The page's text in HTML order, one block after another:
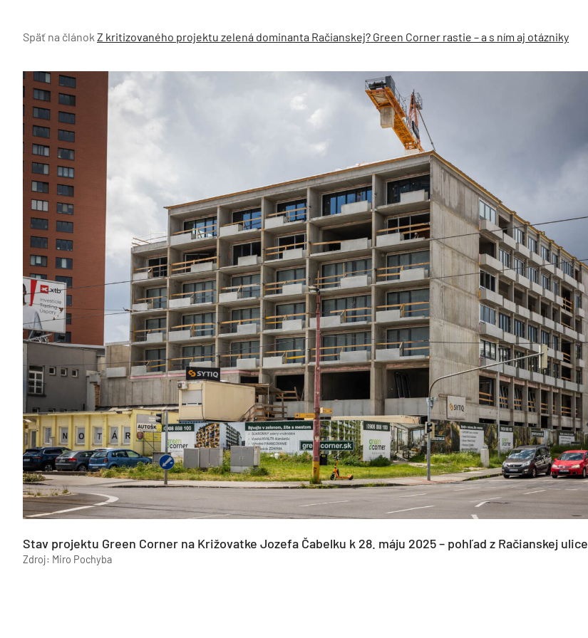
Späť na článok Z kritizovaného projektu zelená dominanta Račianskej? Green Corner rastie – a s ním aj otázniky
Stav projektu Green Corner na Križovatke Jozefa Čabelku k 28. máju 2025 – pohľad z Račianskej ulice
Zdroj: Miro Pochyba